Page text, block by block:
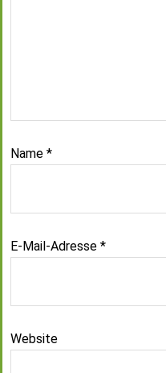
Name *
E-Mail-Adresse *
Website